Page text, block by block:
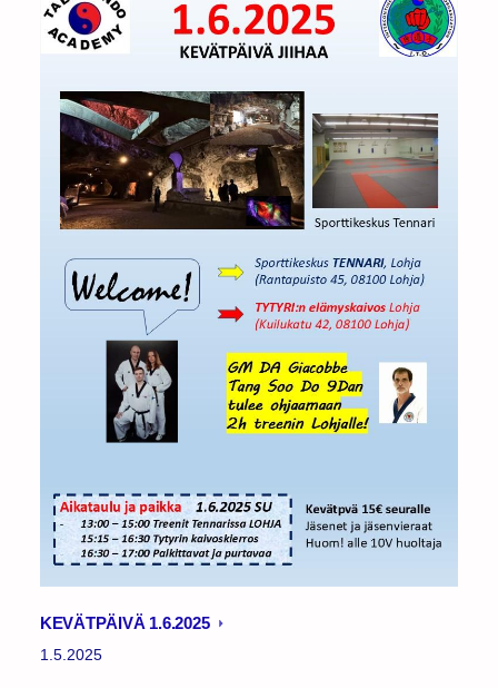
KEVÄTPÄIVÄ 1.6.2025
1.5.2025